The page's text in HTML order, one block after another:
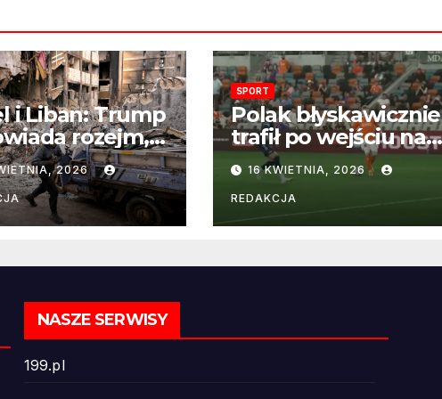
i Liban: Trump
rozejm,
wojny
odległa
2026
SPORT
Polak błyskawicznie
trafił po wejściu na
boisko – gol już po
22 sekundach!
16 KWIETNIA, 2026
REDAKCJA
NASZE SERWISY
199.pl